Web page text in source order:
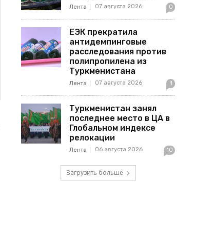
Лента 07 августа 2026 0
ЕЭК прекратила
антидемпинговые
расследования против
полипропилена из
Туркменистана
Лента 07 августа 2026 1
Туркменистан занял
последнее место в ЦА в
Глобальном индексе
релокации
Лента 06 августа 2026 10
Загрузить больше